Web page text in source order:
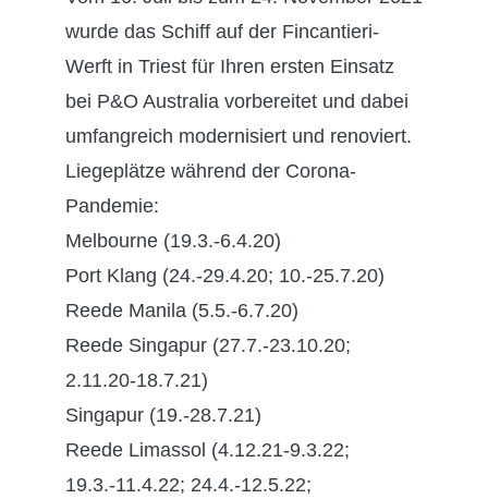
wurde das Schiff auf der Fincantieri-
Werft in Triest für Ihren ersten Einsatz
bei P&O Australia vorbereitet und dabei
umfangreich modernisiert und renoviert.
Liegeplätze während der Corona-
Pandemie:
Melbourne (19.3.-6.4.20)
Port Klang (24.-29.4.20; 10.-25.7.20)
Reede Manila (5.5.-6.7.20)
Reede Singapur (27.7.-23.10.20;
2.11.20-18.7.21)
Singapur (19.-28.7.21)
Reede Limassol (4.12.21-9.3.22;
19.3.-11.4.22; 24.4.-12.5.22;